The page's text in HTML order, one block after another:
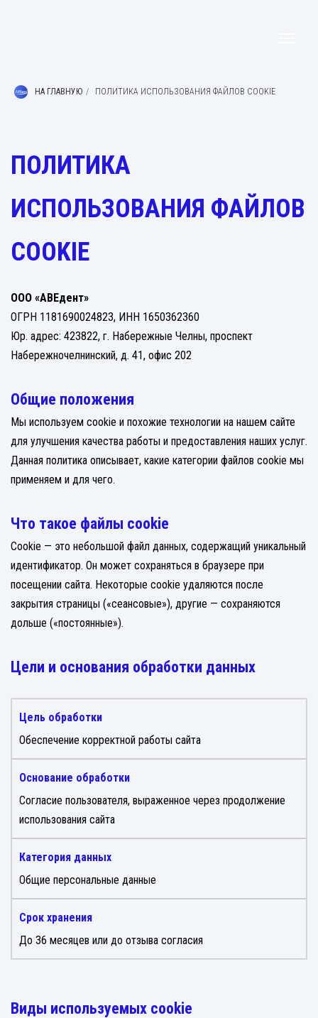
НА ГЛАВНУЮ / ПОЛИТИКА ИСПОЛЬЗОВАНИЯ ФАЙЛОВ COOKIE
ПОЛИТИКА
ИСПОЛЬЗОВАНИЯ ФАЙЛОВ
COOKIE
ООО «АВЕдент»
ОГРН 1181690024823, ИНН 1650362360
Юр. адрес: 423822, г. Набережные Челны, проспект
Набережночелнинский, д. 41, офис 202
Общие положения
Мы используем cookie и похожие технологии на нашем сайте
для улучшения качества работы и предоставления наших услуг.
Данная политика описывает, какие категории файлов cookie мы
применяем и для чего.
Что такое файлы cookie
Cookie — это небольшой файл данных, содержащий уникальный
идентификатор. Он может сохраняться в браузере при
посещении сайта. Некоторые cookie удаляются после
закрытия страницы («сеансовые»), другие — сохраняются
дольше («постоянные»).
Цели и основания обработки данных
Обеспечение корректной работы сайта
Согласие пользователя, выраженное через продолжение
использования сайта
Общие персональные данные
До 36 месяцев или до отзыва согласия
Виды используемых cookie